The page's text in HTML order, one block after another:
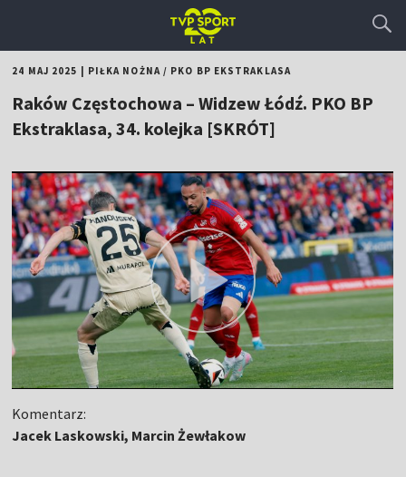
24 MAJ 2025 PIŁKA NOŻNA/ PKO BP EKSTRAKLASA
Raków Częstochowa – Widzew Łódź. PKO BP
Ekstraklasa, 34. kolejka [SKRÓT]
Komentarz:
Jacek Laskowski, Marcin Żewłakow